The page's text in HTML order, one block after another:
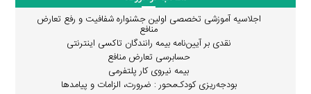
اجلاسیه آموزشی تخصصی اولین جشنواره شفافیت و رفع تعارض
منافع
نقدی بر آیین‌نامه بیمه رانندگان تاکسی اینترنتی
حسابرسی تعارض منافع
بیمه نیروی کار پلتفرمی
بودجه‌ریزی کودک‌محور : ضرورت، الزامات و پیامدها